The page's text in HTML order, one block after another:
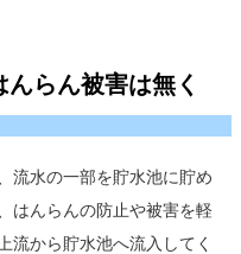
らん被害は無く
流水の一部を貯水池に貯め
はんらんの防止や被害を軽
流から貯水池へ流入してく